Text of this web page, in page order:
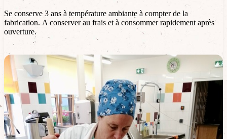
Se conserve 3 ans à température ambiante à compter de la
fabrication. A conserver au frais et à consommer rapidement après
ouverture.